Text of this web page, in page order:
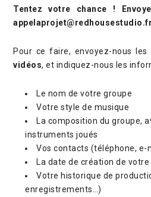
Tentez votre chance !
Pour ce faire, envoyez-nous les
vidéos, et indiquez-nous les
Le nom de votre groupe
Votre style de musique
La composition du groupe,
instruments joués
Vos contacts (téléphone, e-
La date de création de votre
Votre historique de
enregistrements…)